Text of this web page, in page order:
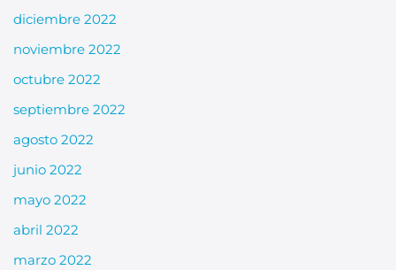
diciembre 2022
noviembre 2022
octubre 2022
septiembre 2022
agosto 2022
junio 2022
mayo 2022
abril 2022
marzo 2022